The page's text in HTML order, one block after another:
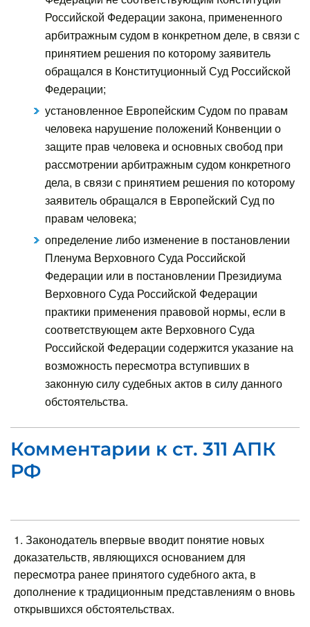
Российской Федерации закона, примененного
арбитражным судом в конкретном деле, в связи с
принятием решения по которому заявитель
обращался в Конституционный Суд Российской
Федерации;
установленное Европейским Судом по правам
человека нарушение положений Конвенции о
защите прав человека и основных свобод при
рассмотрении арбитражным судом конкретного
дела, в связи с принятием решения по которому
заявитель обращался в Европейский Суд по
правам человека;
определение либо изменение в постановлении
Пленума Верховного Суда Российской
Федерации или в постановлении Президиума
Верховного Суда Российской Федерации
практики применения правовой нормы, если в
соответствующем акте Верховного Суда
Российской Федерации содержится указание на
возможность пересмотра вступивших в
законную силу судебных актов в силу данного
обстоятельства.
Комментарии к ст. 311 АПК
РФ
1. Законодатель впервые вводит понятие новых
доказательств, являющихся основанием для
пересмотра ранее принятого судебного акта, в
дополнение к традиционным представлениям о вновь
открывшихся обстоятельствах.